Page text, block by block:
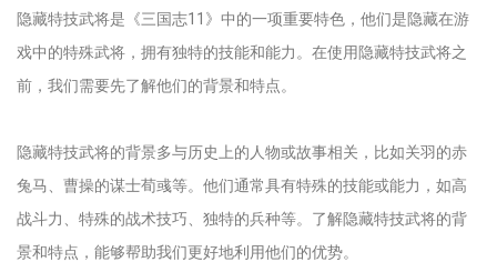
隐藏特技武将是《三国志11》中的一项重要特色，他们是隐藏在游
戏中的特殊武将，拥有独特的技能和能力。在使用隐藏特技武将之
前，我们需要先了解他们的背景和特点。
隐藏特技武将的背景多与历史上的人物或故事相关，比如关羽的赤
兔马、曹操的谋士荀彧等。他们通常具有特殊的技能或能力，如高
战斗力、特殊的战术技巧、独特的兵种等。了解隐藏特技武将的背
景和特点，能够帮助我们更好地利用他们的优势。